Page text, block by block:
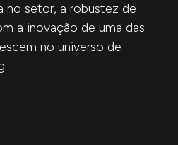
no setor, a robustez de
a inovação de uma das
no universo de